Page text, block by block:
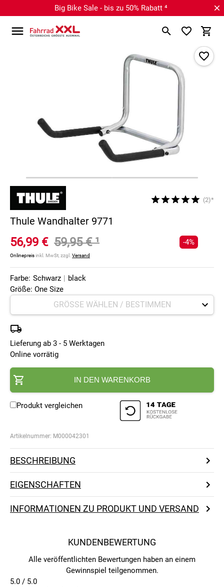
Big Bike Sale - bis zu 50% Rabatt ⁴
(2)*
Thule Wandhalter 9771
56,99 € 59,95 €¹
Onlinepreisinkl. MwSt, zzgl. Versand
-4%
Farbe: Schwarz | black
Größe: One Size
Lieferung ab 3 - 5 Werktagen
Online vorrätig
IN DEN WARENKORB
Produkt vergleichen
Artikelnummer: M000042301
BESCHREIBUNG
EIGENSCHAFTEN
INFORMATIONEN ZU PRODUKT UND VERSAND
KUNDENBEWERTUNG
Alle veröffentlichten Bewertungen haben an einem
Gewinnspiel teilgenommen.
5.0 / 5.0